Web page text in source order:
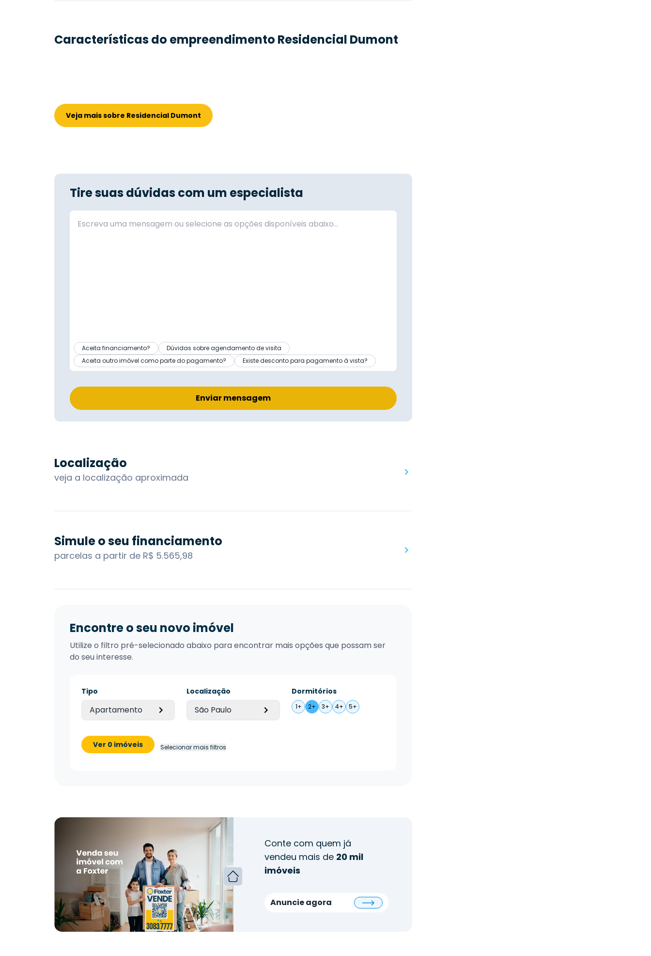
Características do empreendimento Residencial Dumont
Veja mais sobre Residencial Dumont
Tire suas dúvidas com um especialista
Aceita financiamento?
Dúvidas sobre agendamento de visita
Aceita outro imóvel como parte do pagamento?
Existe desconto para pagamento à vista?
Enviar mensagem
Localização
veja a localização aproximada
Simule o seu financiamento
parcelas a partir de R$ 5.565,98
Encontre o seu novo imóvel
Utilize o filtro pré-selecionado abaixo para encontrar mais opções que possam ser
do seu interesse.
Tipo
Apartamento
Localização
São Paulo
Dormitórios
1+ 2+ 3+ 4+ 5+
Ver 0 imóveis Selecionar mais filtros
Conte com quem já
vendeu mais de 20 mil
imóveis
Anuncie agora